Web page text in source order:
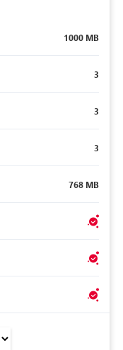
1000 MB
3
3
3
768 MB